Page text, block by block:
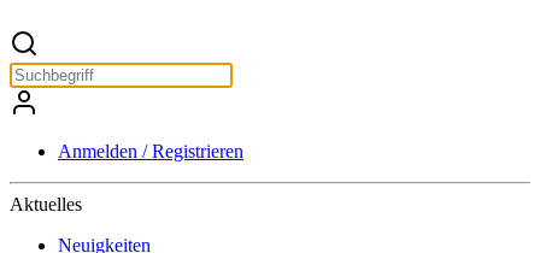
Anmelden / Registrieren
Aktuelles
Neuigkeiten